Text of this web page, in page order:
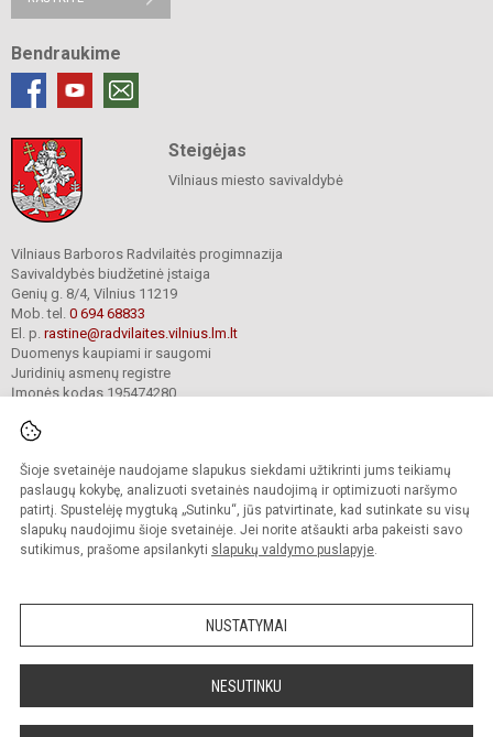
Šioje svetainėje naudojame slapukus siekdami užtikrinti jums teikiamų
paslaugų kokybę, analizuoti svetainės naudojimą ir optimizuoti naršymo
patirtį. Spustelėję mygtuką „Sutinku“, jūs patvirtinate, kad sutinkate su visų
slapukų naudojimu šioje svetainėje. Jei norite atšaukti arba pakeisti savo
sutikimus, prašome apsilankyti slapukų valdymo puslapyje.
NUSTATYMAI
NESUTINKU
Bendraukime
Steigėjas
Vilniaus miesto savivaldybė
Vilniaus Barboros Radvilaitės progimnazija
Savivaldybės biudžetinė įstaiga
Genių g. 8/4, Vilnius 11219
Mob. tel. 0 694 68833
El. p. rastine@radvilaites.vilnius.lm.lt
Duomenys kaupiami ir saugomi
Juridinių asmenų registre
Įmonės kodas 195474280
© 2023. Vilniaus Barboros Radvilaitės progimnazija. Visos teisės saugomos.
Kopijuoti turinį be raštiško įstaigos administracijos sutikimo griežtai draudžiama.
Prieinamumo paraiška Slapukų valdymas
Sumanus būdas atnaujinti